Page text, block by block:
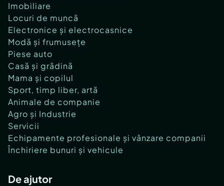
Imobiliare
Locuri de muncă
Electronice și electrocasnice
Modă și frumusețe
Piese auto
Casă și grădină
Mama și copilul
Sport, timp liber, artă
Animale de companie
Agro și Industrie
Servicii
Echipamente profesionale și vânzare companii
Închiriere bunuri și vehicule
De ajutor